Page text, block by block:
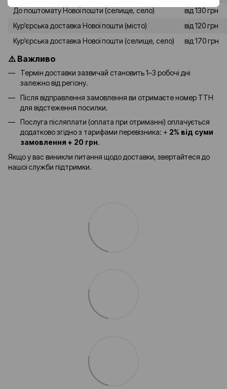
До поштомату Нової пошти (селище, село)
від 130 грн
Кур'єрська доставка Нової пошти (місто)
від 120 грн
Кур'єрська доставка Нової пошти (селище, село)
від 170 грн
⚠️ Важливо
Термін доставки зазвичай становить 1–3 робочі дні
залежно від регіону.
Після відправлення замовлення ви отримаєте номер ТТН
для відстеження посилки.
Послуга післяплати (оплата при отриманні) оплачується
додатково згідно з тарифами перевізника: + 2% від суми
замовлення + 20 грн.
Якщо у вас виникли питання щодо доставки, звертайтеся до
нашої служби підтримки.